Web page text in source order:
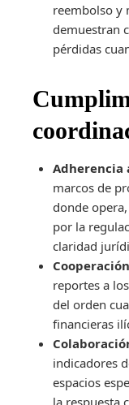
reembolso y
demuestran
pérdidas
Adherencia
marcos de
donde
por la
claridad
reportes a
del orden
financieras
indicadores
espacios
la respuesta